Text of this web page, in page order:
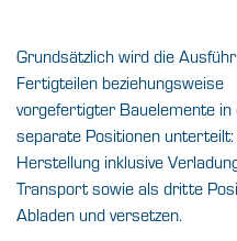
Grundsätzlich wird die
Fertigteilen beziehungsweise
vorgefertigter Bauelemente in
separate Positionen
Herstellung inklusive
Transport sowie als dritte
Abladen und versetzen.